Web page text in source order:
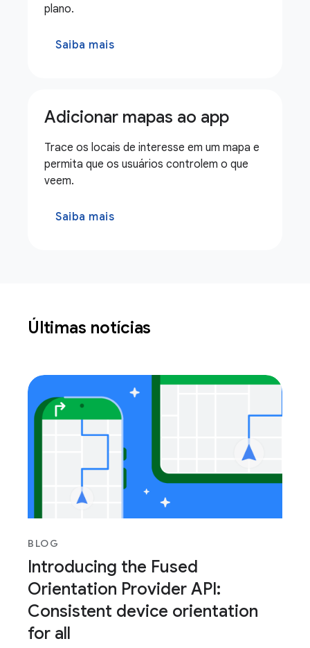
plano.
Saiba mais
Adicionar mapas ao app
Trace os locais de interesse em um mapa e
permita que os usuários controlem o que
veem.
Saiba mais
Últimas notícias
BLOG
Introducing the Fused
Orientation Provider API:
Consistent device orientation
for all